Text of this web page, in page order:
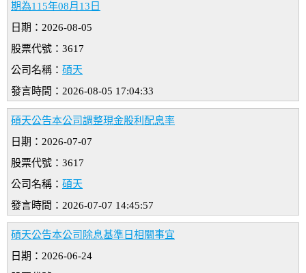
期為115年08月13日
日期：2026-08-05
股票代號：3617
公司名稱： 碩天
發言時間：2026-08-05 17:04:33
碩天公告本公司調整現金股利配息率
日期：2026-07-07
股票代號：3617
公司名稱： 碩天
發言時間：2026-07-07 14:45:57
碩天公告本公司除息基準日相關事宜
日期：2026-06-24